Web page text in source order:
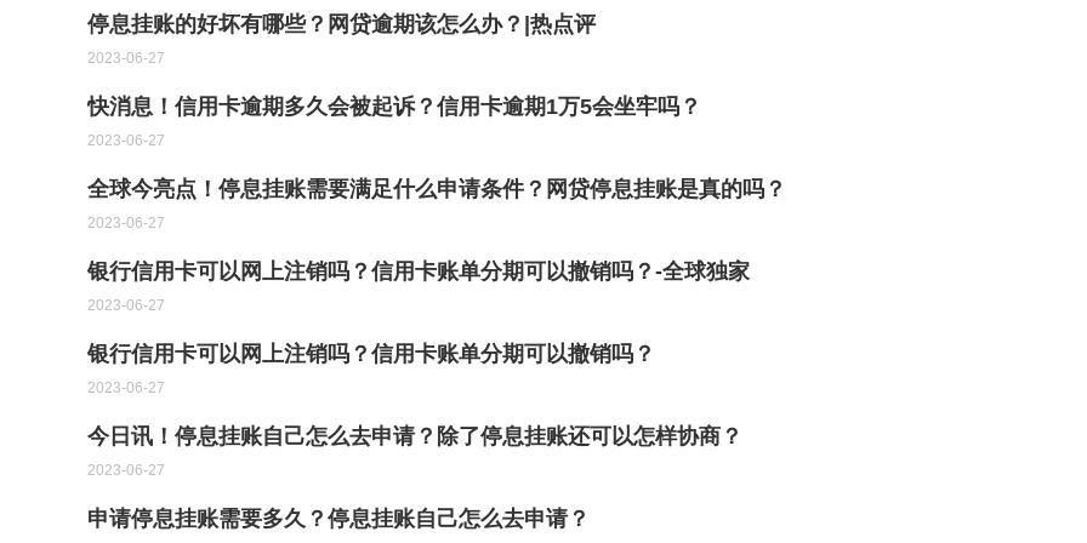
停息挂账的好坏有哪些？网贷逾期该怎么办？|热点评
2023-06-27
快消息！信用卡逾期多久会被起诉？信用卡逾期1万5会坐牢吗？
2023-06-27
全球今亮点！停息挂账需要满足什么申请条件？网贷停息挂账是真的吗？
2023-06-27
银行信用卡可以网上注销吗？信用卡账单分期可以撤销吗？-全球独家
2023-06-27
银行信用卡可以网上注销吗？信用卡账单分期可以撤销吗？
2023-06-27
今日讯！停息挂账自己怎么去申请？除了停息挂账还可以怎样协商？
2023-06-27
申请停息挂账需要多久？停息挂账自己怎么去申请？